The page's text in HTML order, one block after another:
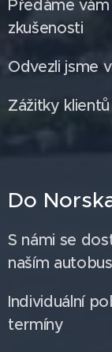
Předáme
zkušenosti
Odvezli jsme
Zážitky klientů
Do
S námi se
naším
Individuální
termíny